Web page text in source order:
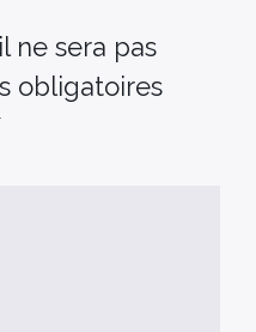
ne sera pas
obligatoires